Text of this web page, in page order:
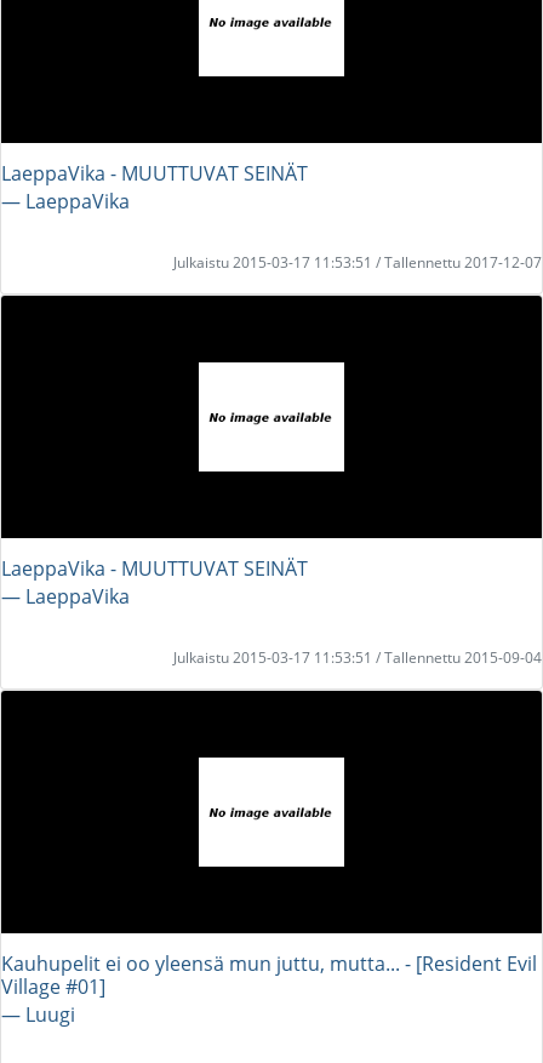
LaeppaVika - MUUTTUVAT SEINÄT
― LaeppaVika
Julkaistu 2015-03-17 11:53:51 / Tallennettu 2017-12-07
LaeppaVika - MUUTTUVAT SEINÄT
― LaeppaVika
Julkaistu 2015-03-17 11:53:51 / Tallennettu 2015-09-04
Kauhupelit ei oo yleensä mun juttu, mutta... - [Resident Evil
Village #01]
― Luugi